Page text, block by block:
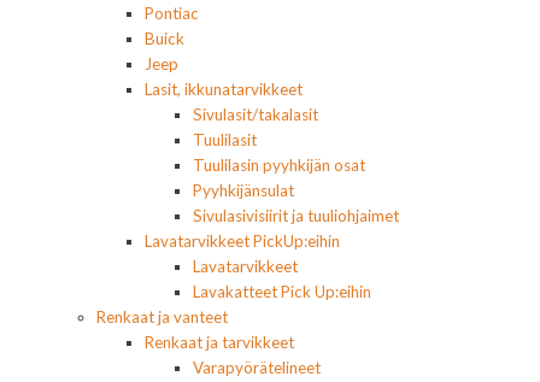
Pontiac
Buick
Jeep
Lasit, ikkunatarvikkeet
Sivulasit/takalasit
Tuulilasit
Tuulilasin pyyhkijän osat
Pyyhkijänsulat
Sivulasivisiirit ja tuuliohjaimet
Lavatarvikkeet PickUp:eihin
Lavatarvikkeet
Lavakatteet Pick Up:eihin
Renkaat ja vanteet
Renkaat ja tarvikkeet
Varapyörätelineet